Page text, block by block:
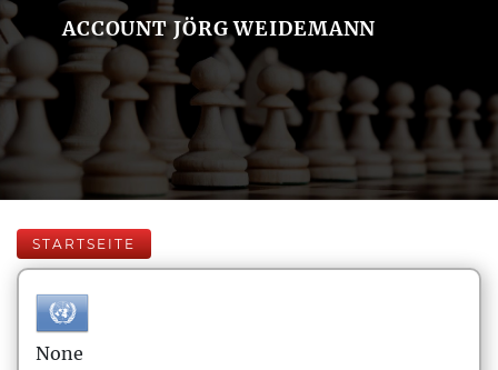
ACCOUNT JÖRG WEIDEMANN
STARTSEITE
None